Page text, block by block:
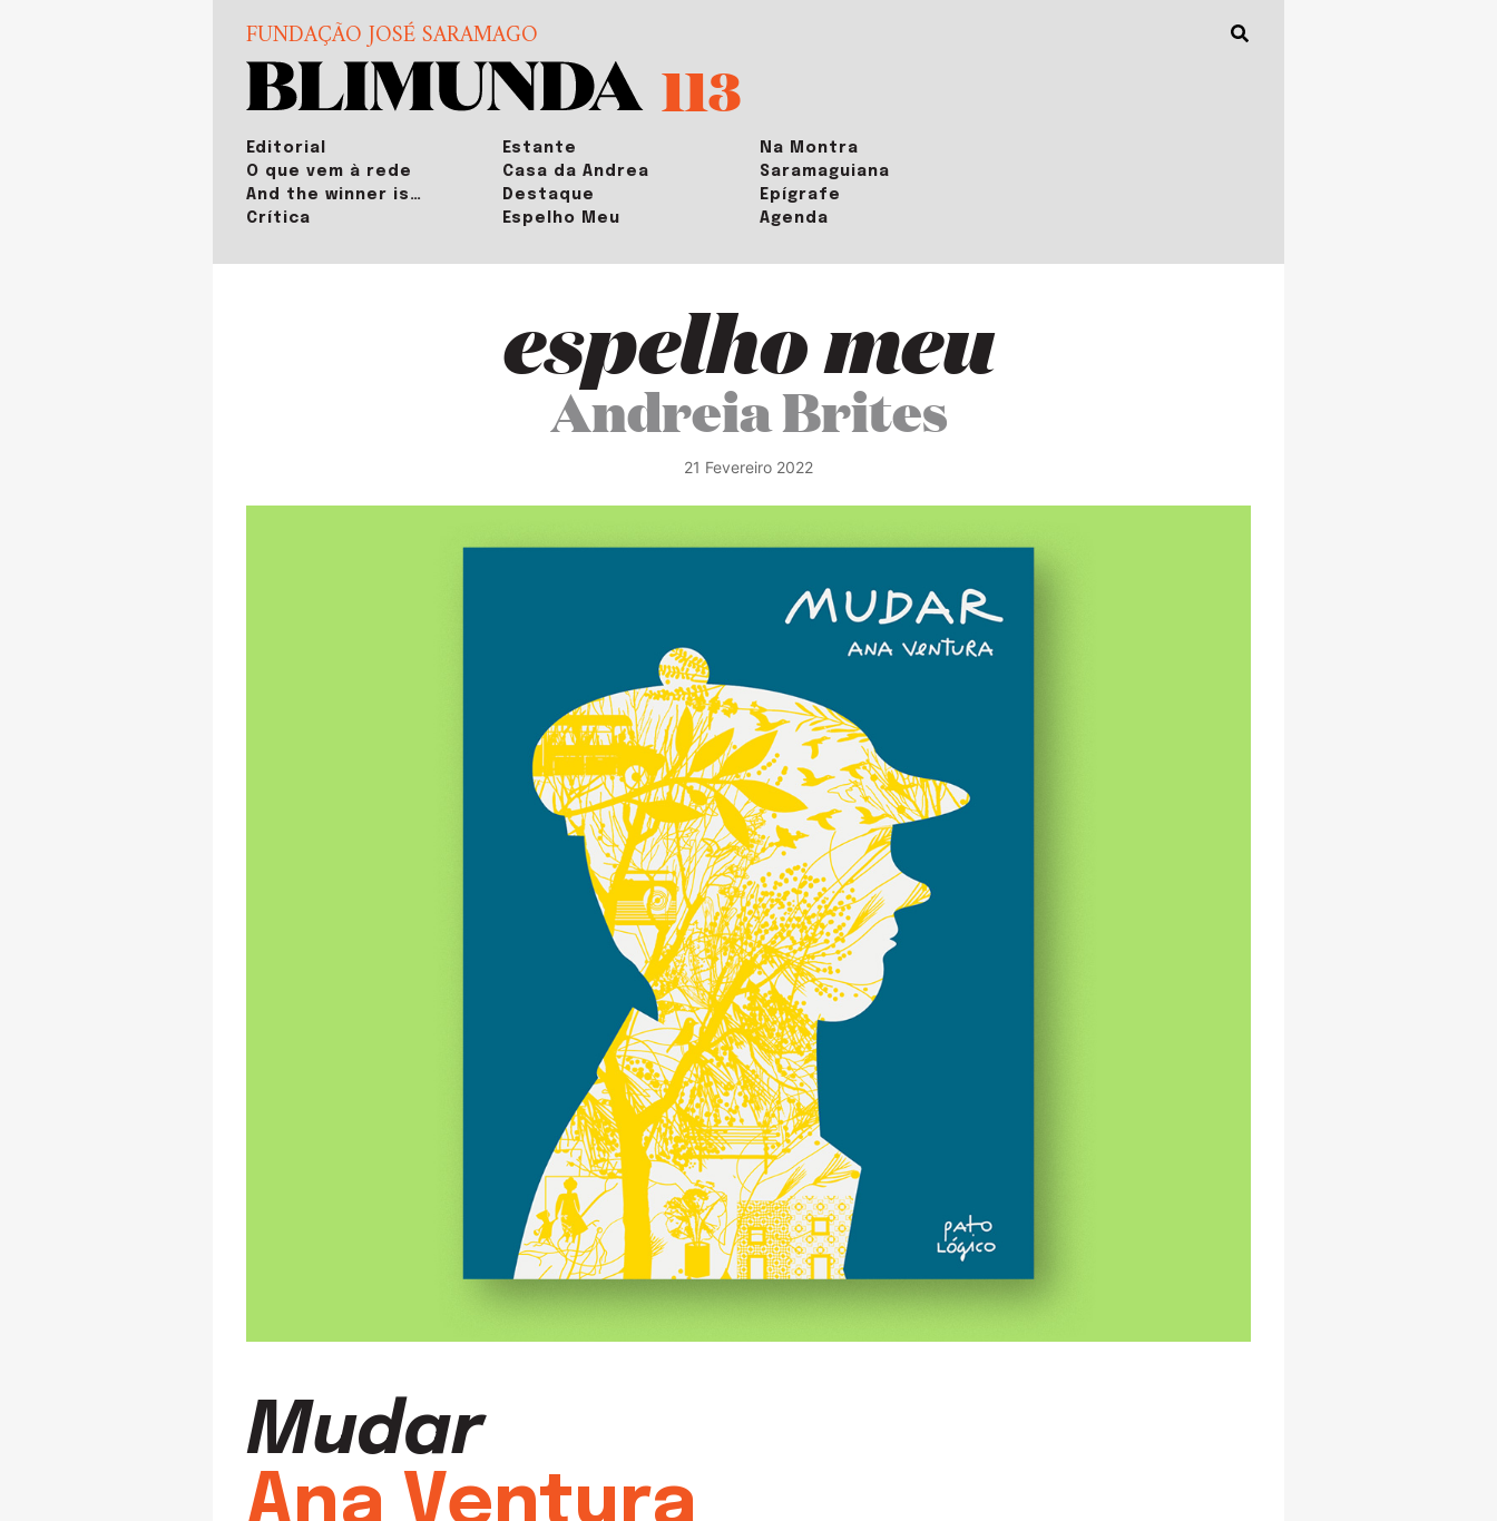
FUNDAÇÃO JOSÉ SARAMAGO
113
Editorial
O que vem à rede
And the winner is…
Crítica
Estante
Casa da Andrea
Destaque
Espelho Meu
Na Montra
Saramaguiana
Epígrafe
Agenda
espelho meu
Andreia Brites
21 Fevereiro 2022
Mudar
Ana Ventura